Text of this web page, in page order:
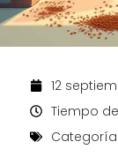
12
Tiempo
Categoría: